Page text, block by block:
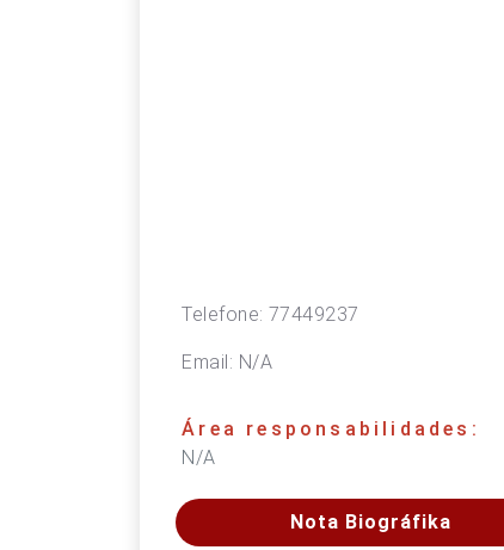
Telefone:77449237
Email: N/A
Área responsabilidades:
N/A
Nota Biográfika